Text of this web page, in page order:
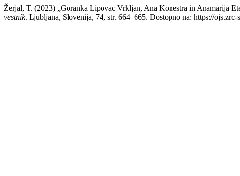
Žerjal, T. (2023) „Goranka Lipovac Vrkljan, Ana Konestra in Anamarija
vestnik. Ljubljana, Slovenija, 74, str. 664–665. Dostopno na: https://